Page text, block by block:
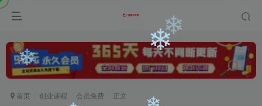
首页 创业课程 会员免费 正文
❄
❄❄